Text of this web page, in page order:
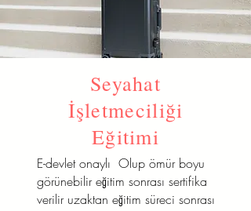
Seyahat
İşletmeciliği
Eğitimi
E-devlet onaylı Olup ömür boyu
görünebilir eğitim sonrası sertifika
verilir uzaktan eğitim süreci sonrası